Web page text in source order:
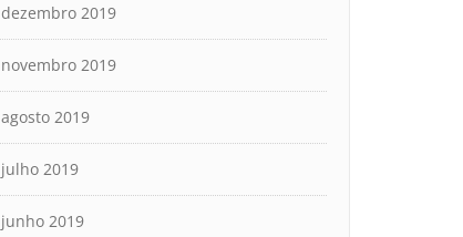
dezembro 2019
novembro 2019
agosto 2019
julho 2019
junho 2019